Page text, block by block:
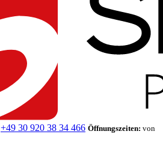
+49 30 920 38 34 466 Öffnungszeiten: von